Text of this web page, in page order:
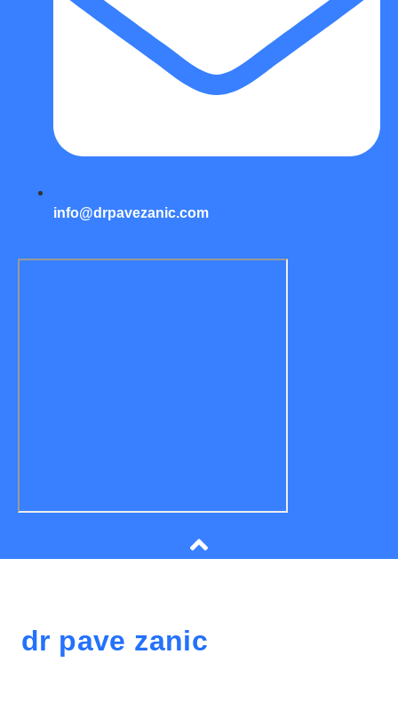
info@drpavezanic.com
dr pave zanic